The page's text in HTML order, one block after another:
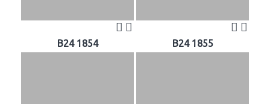
B24 1854 B24 1855